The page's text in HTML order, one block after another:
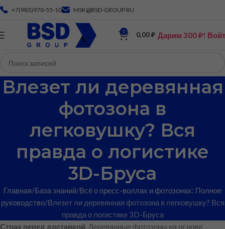
+7(985)970-55-10 MSK@BSD-GROUP.RU
0 0,00₽ Дарим 300 ₽!
Влезет ли деревянная
фотозона в
легковушку? Вся
правда о логистике
3D-Бруса
Главная База знаний Всё о пресс-воллах и фотозонах: Полное
руководство Влезет ли деревянная фотозона в легковушку? Вся
правда о логистике 3D-Бруса
Страх перед доставкой. Деревянные фотозоны на основе